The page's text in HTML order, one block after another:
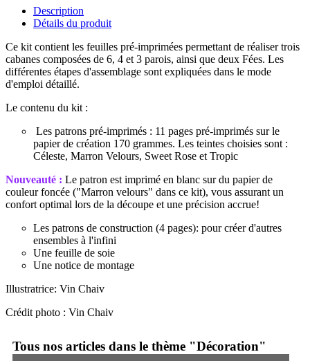
Description
Détails du produit
Ce kit contient les feuilles pré-imprimées permettant de réaliser trois
cabanes composées de 6, 4 et 3 parois, ainsi que deux Fées. Les
différentes étapes d'assemblage sont expliquées dans le mode
d'emploi détaillé.
Le contenu du kit :
Les patrons pré-imprimés : 11 pages pré-imprimés sur le
papier de création 170 grammes. Les teintes choisies sont :
Céleste, Marron Velours, Sweet Rose et Tropic
Nouveauté : Le patron est imprimé en blanc sur du papier de
couleur foncée ("Marron velours" dans ce kit), vous assurant un
confort optimal lors de la découpe et une précision accrue!
Les patrons de construction (4 pages): pour créer d'autres
ensembles à l'infini
Une feuille de soie
Une notice de montage
Illustratrice: Vin Chaiv
Crédit photo : Vin Chaiv
Tous nos articles dans le thème "Décoration"